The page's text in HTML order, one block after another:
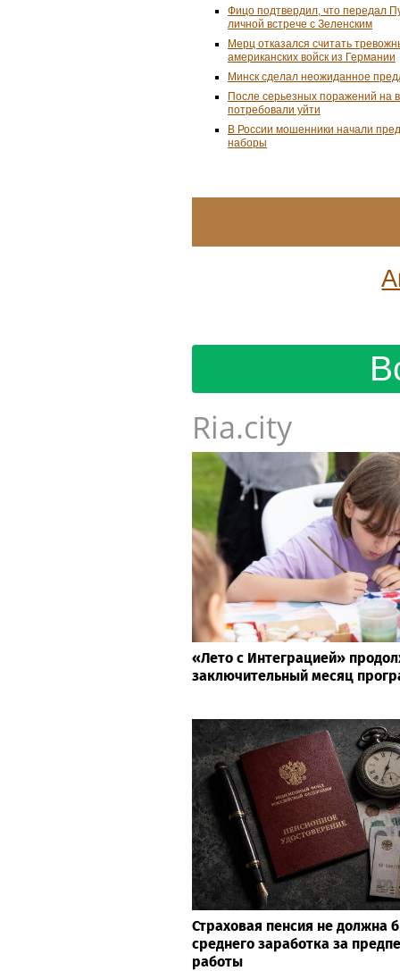
Фицо подтвердил, что передал
личной встрече с Зеленским
Мерц отказался считать
американских войск из Германии
Минск сделал неожиданное
После серьезных поражений на
потребовали уйти
В России мошенники начали
наборы
Ria.city
«Лето с Интеграцией»
заключительный месяц
Страховая пенсия не должна
среднего заработка за
работы